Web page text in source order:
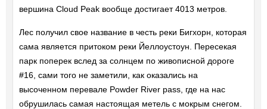
вершина Cloud Peak вообще достигает 4013 метров.
Лес получил свое название в честь реки Бигхорн, которая
сама является притоком реки Йеллоустоун. Пересекая
парк поперек вслед за солнцем по живописной дороге
#16, сами того не заметили, как оказались на
высоченном перевале Powder River pass, где на нас
обрушилась самая настоящая метель с мокрым снегом.